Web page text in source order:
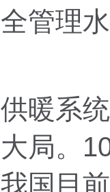
管理
系统
局。
国目